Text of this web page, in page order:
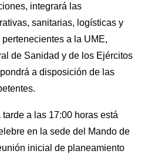
integrará las
sanitarias, logísticas y
a la UME,
de Sanidad y de los Ejércitos
a disposición de las
a las 17:00 horas está
en la sede del Mando de
inicial de planeamiento